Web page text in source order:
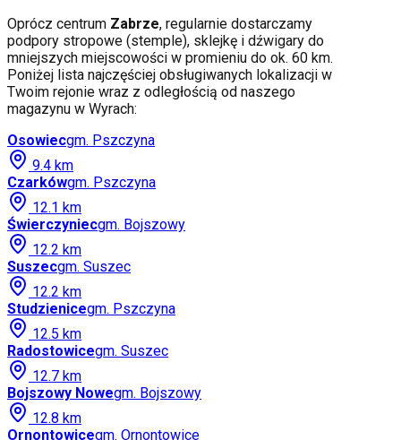
Oprócz centrum Zabrze, regularnie dostarczamy
podpory stropowe (stemple), sklejkę i dźwigary do
mniejszych miejscowości w promieniu do ok. 60 km.
Poniżej lista najczęściej obsługiwanych lokalizacji w
Twoim rejonie wraz z odległością od naszego
magazynu w Wyrach:
Osowiecgm. Pszczyna
9.4 km
Czarkówgm. Pszczyna
12.1 km
Świerczyniecgm. Bojszowy
12.2 km
Suszecgm. Suszec
12.2 km
Studzienicegm. Pszczyna
12.5 km
Radostowicegm. Suszec
12.7 km
Bojszowy Nowegm. Bojszowy
12.8 km
Ornontowicegm. Ornontowice